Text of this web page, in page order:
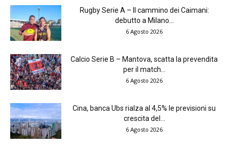
Rugby Serie A – Il cammino dei Caimani:
debutto a Milano...
6 Agosto 2026
Calcio Serie B – Mantova, scatta la prevendita
per il match...
6 Agosto 2026
Cina, banca Ubs rialza al 4,5% le previsioni su
crescita del...
6 Agosto 2026